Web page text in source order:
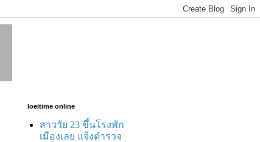
loeitime online
สาววัย 23 ขึ้นโรงพัก
เมืองเลย แจ้งตำรวจ